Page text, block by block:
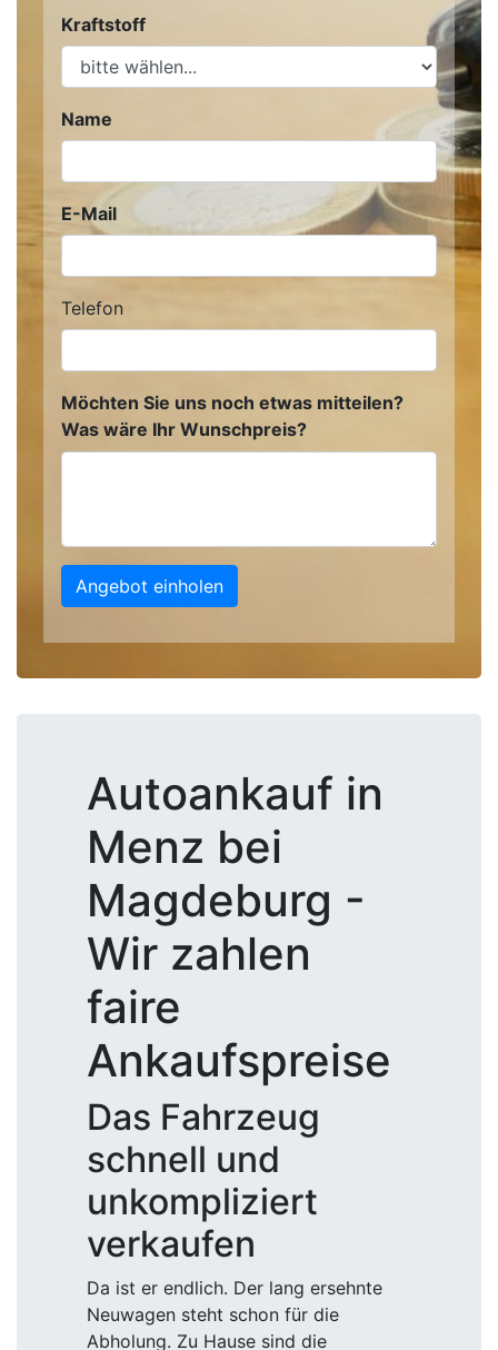
Kraftstoff
Name
E-Mail
Telefon
Möchten Sie uns noch etwas mitteilen?
Was wäre Ihr Wunschpreis?
Angebot einholen
Autoankauf in
Menz bei
Magdeburg -
Wir zahlen
faire
Ankaufspreise
Das Fahrzeug
schnell und
unkompliziert
verkaufen
Da ist er endlich. Der lang ersehnte
Neuwagen steht schon für die
Abholung. Zu Hause sind die